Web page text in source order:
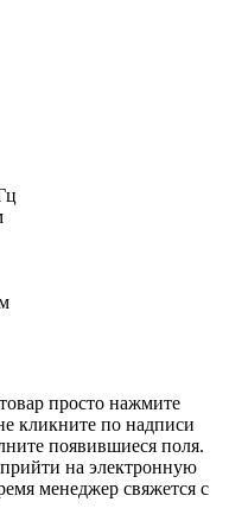
просто нажмите
кликните по надписи
появившиеся поля.
на электронную
менеджер свяжется с